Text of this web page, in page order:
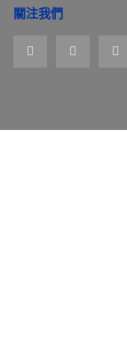
址
關注我們